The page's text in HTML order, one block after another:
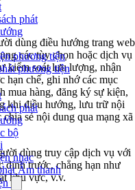
phát
phương tiện
phương tiện
phát
bộ
nhạc
Âm thanh
dùng điều hướng trang
các tùy chọn hoặc dịch vụ
kiểm soát lưu lượng, nhận
hạn chế, ghi nhớ các mục
mua hàng, đăng ký sự kiện,
khi điều hướng, lưu trữ nội
sẻ nội dung qua mạng xã
dùng truy cập dịch vụ với
định trước, chẳng hạn như
khu vực, v.v.